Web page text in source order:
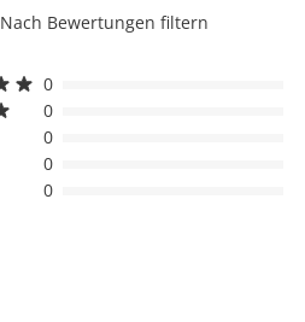
Nach Bewertungen filtern
0
0
0
0
0